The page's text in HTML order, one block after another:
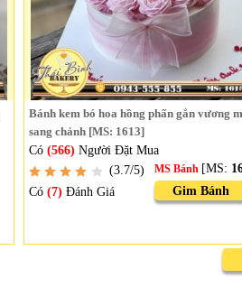
Bánh kem bó hoa hồng phấn gắn vương
sang chảnh [MS: 1613]
Có (566) Người Đặt Mua
(3.7/5)
Có (7) Đánh Giá
MS Bánh [MS:
Gim Bánh